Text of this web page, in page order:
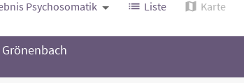
Psychosomatik Liste Karte